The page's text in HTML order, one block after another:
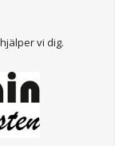
vi dig.